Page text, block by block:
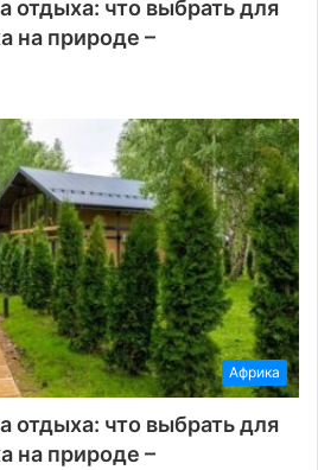
отдыха: что выбрать для
на природе –
Африка
отдыха: что выбрать для
на природе –